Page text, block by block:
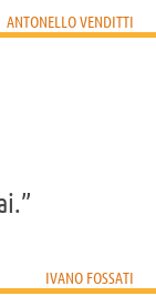
ANTONELLO VENDITTI
IVANO FOSSATI